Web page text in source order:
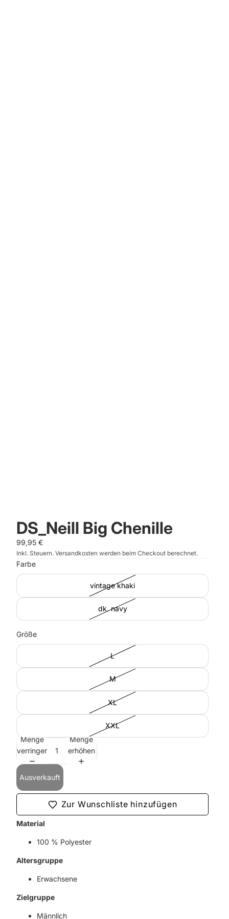
DS_Neill Big Chenille
99,95 €
Inkl. Steuern. Versandkosten werden beim Checkout berechnet.
Farbe
vintage khaki
dk. navy
Größe
L
M
XL
XXL
Menge
verringern
Menge
erhöhen
Ausverkauft
Zur Wunschliste hinzufügen
Material
100 % Polyester
Altersgruppe
Erwachsene
Zielgruppe
Männlich